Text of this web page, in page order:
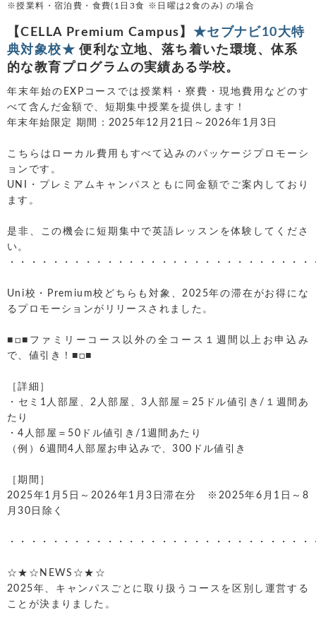
※授業料・宿泊費・食費(1日3食 ※日曜は2食のみ) の場合
【CELLA Premium Campus】 ★セブナビ10大特
典対象校★ 便利な立地、落ち着いた環境、体系
的な教育プログラムの実績ある学校。
年末年始のEXPコースでは授業料・寮費・現地費用などのす
べて含んだ金額で、短期集中授業を提供します！
年末年始限定 期間：2025年12月21日～2026年1月3日
こちらはローカル費用もすべて込みのパッケージプロモーシ
ョンです。
UNI・プレミアムキャンパスともに同金額でご案内しており
ます。
是非、この機会に短期集中で英語レッスンを体験してくださ
い。
・・・・・・・・・・・・・・・・・・・・・・・・・・・・
Uni校・Premium校どちらも対象、2025年の滞在がお得にな
るプロモーションがリリースされました。
■□■ファミリーコース以外の全コース１週間以上お申込み
で、値引き！■□■
［詳細］
・セミ1人部屋、2人部屋、3人部屋＝25ドル値引き/１週間あ
たり
・4人部屋＝50ドル値引き/1週間あたり
（例）6週間4人部屋お申込みで、300ドル値引き
［期間］
2025年1月5日～2026年1月3日滞在分 ※2025年6月1日～8
月30日除く
・・・・・・・・・・・・・・・・・・・・・・・・・・・・
☆★☆NEWS☆★☆
2025年、キャンパスごとに取り扱うコースを区別し運営する
ことが決まりました。